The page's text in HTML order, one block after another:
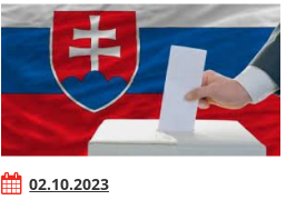
02.10.2023